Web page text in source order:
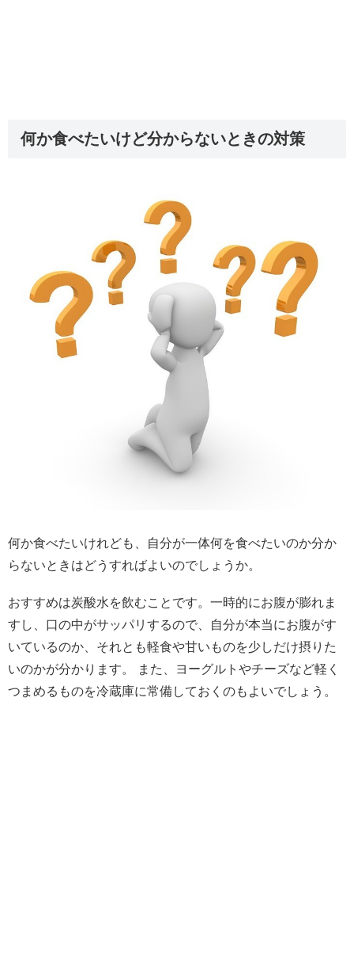
何か食べたいけど分からないときの対策
何か食べたいけれども、自分が一体何を食べたいのか分か
らないときはどうすればよいのでしょうか。
おすすめは炭酸水を飲むことです。一時的にお腹が膨れま
すし、口の中がサッパリするので、自分が本当にお腹がす
いているのか、それとも軽食や甘いものを少しだけ摂りた
いのかが分かります。 また、ヨーグルトやチーズなど軽く
つまめるものを冷蔵庫に常備しておくのもよいでしょう。